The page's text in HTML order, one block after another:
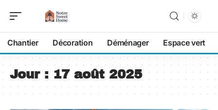
Chantier Décoration Déménager Espace vert
Jour : 17 août 2025